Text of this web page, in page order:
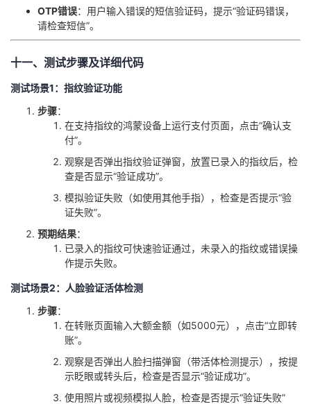
​OTP错误​​：用户输入错误的短信验证码，提示“验证码错误，
请检查短信”。
十一、测试步骤及详细代码
测试场景1：指纹验证功能
​步骤​​：
在支持指纹的鸿蒙设备上运行支付页面，点击“确认支
付”。
观察是否弹出指纹验证弹窗，放置已录入的指纹后，检
查是否显示“验证成功”。
模拟验证失败（如使用其他手指），检查是否提示“验
证失败”。
​预期结果​​：
已录入的指纹可快速验证通过，未录入的指纹或错误操
作提示失败。
测试场景2：人脸验证活体检测
​步骤​​：
在转账页面输入大额金额（如5000元），点击“立即转
账”。
观察是否弹出人脸扫描弹窗（带活体检测提示），按提
示眨眼或转头后，检查是否显示“验证成功”。
使用照片或视频模拟人脸，检查是否提示“验证失败”